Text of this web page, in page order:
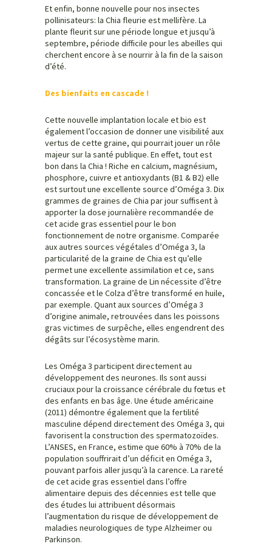
Et enfin, bonne nouvelle pour nos insectes
pollinisateurs: la Chia fleurie est mellifère. La
plante fleurit sur une période longue et jusqu’à
septembre, période difficile pour les abeilles qui
cherchent encore à se nourrir à la fin de la saison
d’été.
Des bienfaits en cascade !
Cette nouvelle implantation locale et bio est
également l’occasion de donner une visibilité aux
vertus de cette graine, qui pourrait jouer un rôle
majeur sur la santé publique. En effet, tout est
bon dans la Chia ! Riche en calcium, magnésium,
phosphore, cuivre et antioxydants (B1 & B2) elle
est surtout une excellente source d’Oméga 3. Dix
grammes de graines de Chia par jour suffisent à
apporter la dose journalière recommandée de
cet acide gras essentiel pour le bon
fonctionnement de notre organisme. Comparée
aux autres sources végétales d’Oméga 3, la
particularité de la graine de Chia est qu’elle
permet une excellente assimilation et ce, sans
transformation. La graine de Lin nécessite d’être
concassée et le Colza d’être transformé en huile,
par exemple. Quant aux sources d’Oméga 3
d’origine animale, retrouvées dans les poissons
gras victimes de surpêche, elles engendrent des
dégâts sur l’écosystème marin.
Les Oméga 3 participent directement au
développement des neurones. Ils sont aussi
cruciaux pour la croissance cérébrale du fœtus et
des enfants en bas âge. Une étude américaine
(2011) démontre également que la fertilité
masculine dépend directement des Oméga 3, qui
favorisent la construction des spermatozoïdes.
L’ANSES, en France, estime que 60% à 70% de la
population souffrirait d’un déficit en Oméga 3,
pouvant parfois aller jusqu’à la carence. La rareté
de cet acide gras essentiel dans l’offre
alimentaire depuis des décennies est telle que
des études lui attribuent désormais
l’augmentation du risque de développement de
maladies neurologiques de type Alzheimer ou
Parkinson.